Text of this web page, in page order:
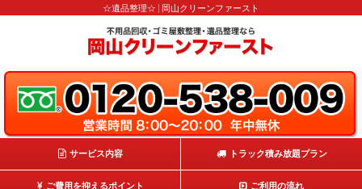
☆遺品整理☆ | 岡山クリーンファースト
サービス内容 トラック積み放題プラン
ご費用を抑えるポイント ご利用の流れ